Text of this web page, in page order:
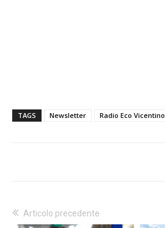
TAGS Newsletter Radio Eco Vicentino
Articolo precedente